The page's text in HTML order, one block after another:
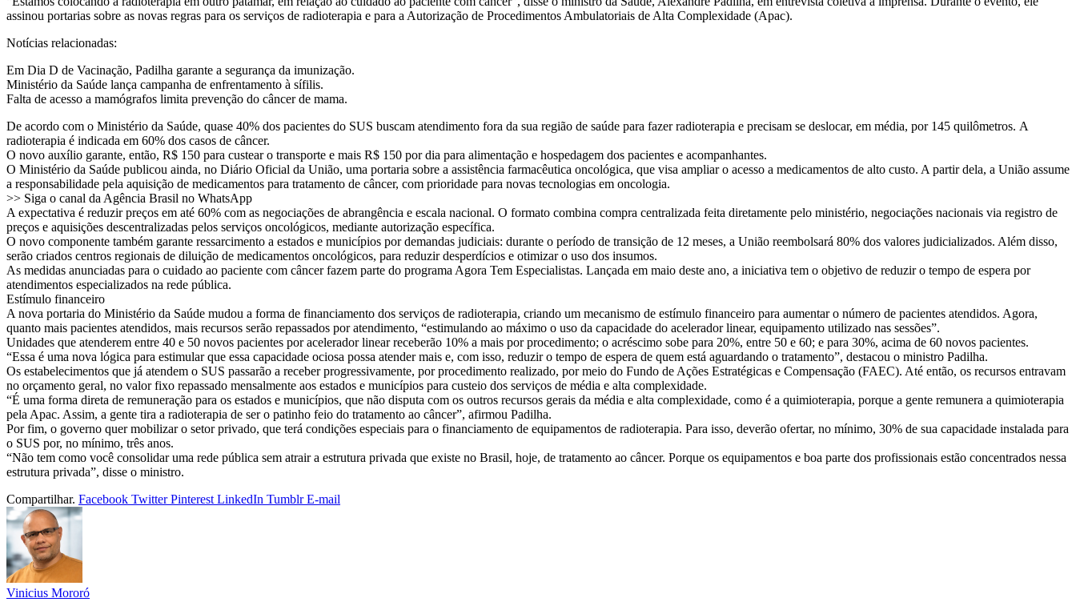
assinou portarias sobre as novas regras para os serviços de radioterapia e para a Autorização de Procedimentos Ambulatoriais de Alta Complexidade (Apac).
Notícias relacionadas:
Em Dia D de Vacinação, Padilha garante a segurança da imunização.
Ministério da Saúde lança campanha de enfrentamento à sífilis.
Falta de acesso a mamógrafos limita prevenção do câncer de mama.
De acordo com o Ministério da Saúde, quase 40% dos pacientes do SUS buscam atendimento fora da sua região de saúde para fazer radioterapia e precisam se deslocar, em média, por 145 quilômetros. A
radioterapia é indicada em 60% dos casos de câncer.
O novo auxílio garante, então, R$ 150 para custear o transporte e mais R$ 150 por dia para alimentação e hospedagem dos pacientes e acompanhantes.
O Ministério da Saúde publicou ainda, no Diário Oficial da União, uma portaria sobre a assistência farmacêutica oncológica, que visa ampliar o acesso a medicamentos de alto custo. A partir dela, a União assume
a responsabilidade pela aquisição de medicamentos para tratamento de câncer, com prioridade para novas tecnologias em oncologia.
>> Siga o canal da Agência Brasil no WhatsApp
A expectativa é reduzir preços em até 60% com as negociações de abrangência e escala nacional. O formato combina compra centralizada feita diretamente pelo ministério, negociações nacionais via registro de
preços e aquisições descentralizadas pelos serviços oncológicos, mediante autorização específica.
O novo componente também garante ressarcimento a estados e municípios por demandas judiciais: durante o período de transição de 12 meses, a União reembolsará 80% dos valores judicializados. Além disso,
serão criados centros regionais de diluição de medicamentos oncológicos, para reduzir desperdícios e otimizar o uso dos insumos.
As medidas anunciadas para o cuidado ao paciente com câncer fazem parte do programa Agora Tem Especialistas. Lançada em maio deste ano, a iniciativa tem o objetivo de reduzir o tempo de espera por
atendimentos especializados na rede pública.
Estímulo financeiro
A nova portaria do Ministério da Saúde mudou a forma de financiamento dos serviços de radioterapia, criando um mecanismo de estímulo financeiro para aumentar o número de pacientes atendidos. Agora,
quanto mais pacientes atendidos, mais recursos serão repassados por atendimento, “estimulando ao máximo o uso da capacidade do acelerador linear, equipamento utilizado nas sessões”.
Unidades que atenderem entre 40 e 50 novos pacientes por acelerador linear receberão 10% a mais por procedimento; o acréscimo sobe para 20%, entre 50 e 60; e para 30%, acima de 60 novos pacientes.
“Essa é uma nova lógica para estimular que essa capacidade ociosa possa atender mais e, com isso, reduzir o tempo de espera de quem está aguardando o tratamento”, destacou o ministro Padilha.
Os estabelecimentos que já atendem o SUS passarão a receber progressivamente, por procedimento realizado, por meio do Fundo de Ações Estratégicas e Compensação (FAEC). Até então, os recursos entravam
no orçamento geral, no valor fixo repassado mensalmente aos estados e municípios para custeio dos serviços de média e alta complexidade.
“É uma forma direta de remuneração para os estados e municípios, que não disputa com os outros recursos gerais da média e alta complexidade, como é a quimioterapia, porque a gente remunera a quimioterapia
pela Apac. Assim, a gente tira a radioterapia de ser o patinho feio do tratamento ao câncer”, afirmou Padilha.
Por fim, o governo quer mobilizar o setor privado, que terá condições especiais para o financiamento de equipamentos de radioterapia. Para isso, deverão ofertar, no mínimo, 30% de sua capacidade instalada para
o SUS por, no mínimo, três anos.
“Não tem como você consolidar uma rede pública sem atrair a estrutura privada que existe no Brasil, hoje, de tratamento ao câncer. Porque os equipamentos e boa parte dos profissionais estão concentrados nessa
estrutura privada”, disse o ministro.
Compartilhar. Facebook Twitter Pinterest LinkedIn Tumblr E-mail
Vinicius Mororó